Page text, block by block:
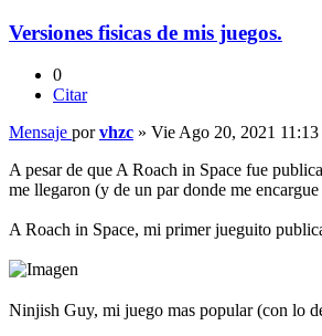
Versiones fisicas de mis juegos.
0
Citar
Mensaje porvhzc » Vie Ago 20, 2021 11:13
A pesar de que A Roach in Space fue
me llegaron (y de un par donde me
A Roach in Space, mi primer jueguito
Ninjish Guy, mi juego mas popular (con lo